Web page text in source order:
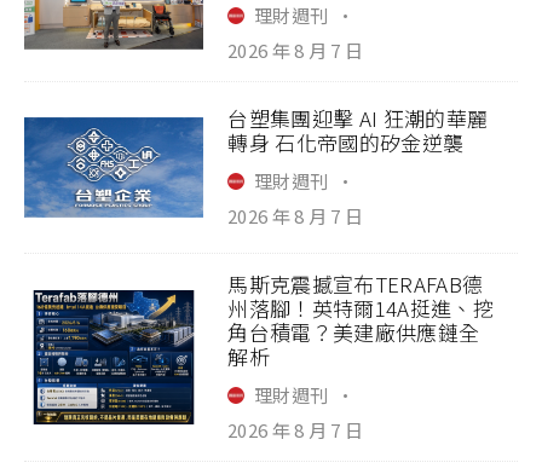
理財週刊
·
2026 年 8 月 7 日
台塑集團迎擊 AI 狂潮的華麗
轉身 石化帝國的矽金逆襲
理財週刊
·
2026 年 8 月 7 日
馬斯克震撼宣布TERAFAB德
州落腳！英特爾14A挺進、挖
角台積電？美建廠供應鏈全
解析
理財週刊
·
2026 年 8 月 7 日